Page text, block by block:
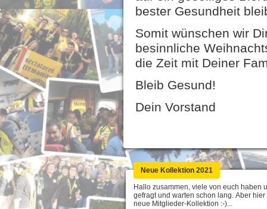
bester Gesundheit
Somit wünschen wir
besinnliche
die Zeit mit Deiner
Bleib Gesund!
Dein Vorstand
Neue Kollektion 2021
Hallo zusammen, viele von euch haben
gefragt und warten schon lang. Aber
neue Mitglieder-Kollektion :-)...